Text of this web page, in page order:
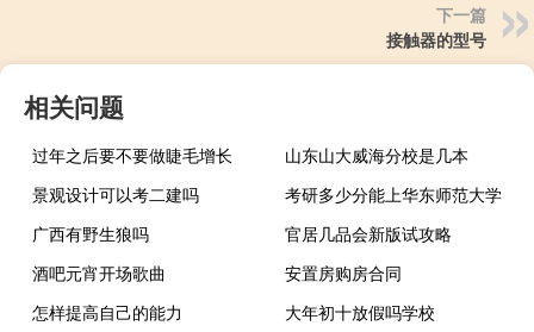
下一篇
接触器的型号
相关问题
过年之后要不要做睫毛增长
山东山大威海分校是几本
景观设计可以考二建吗
考研多少分能上华东师范大学
广西有野生狼吗
官居几品会新版试攻略
酒吧元宵开场歌曲
安置房购房合同
怎样提高自己的能力
大年初十放假吗学校